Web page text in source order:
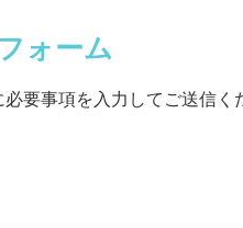
ォーム
要事項を入力してご送信く